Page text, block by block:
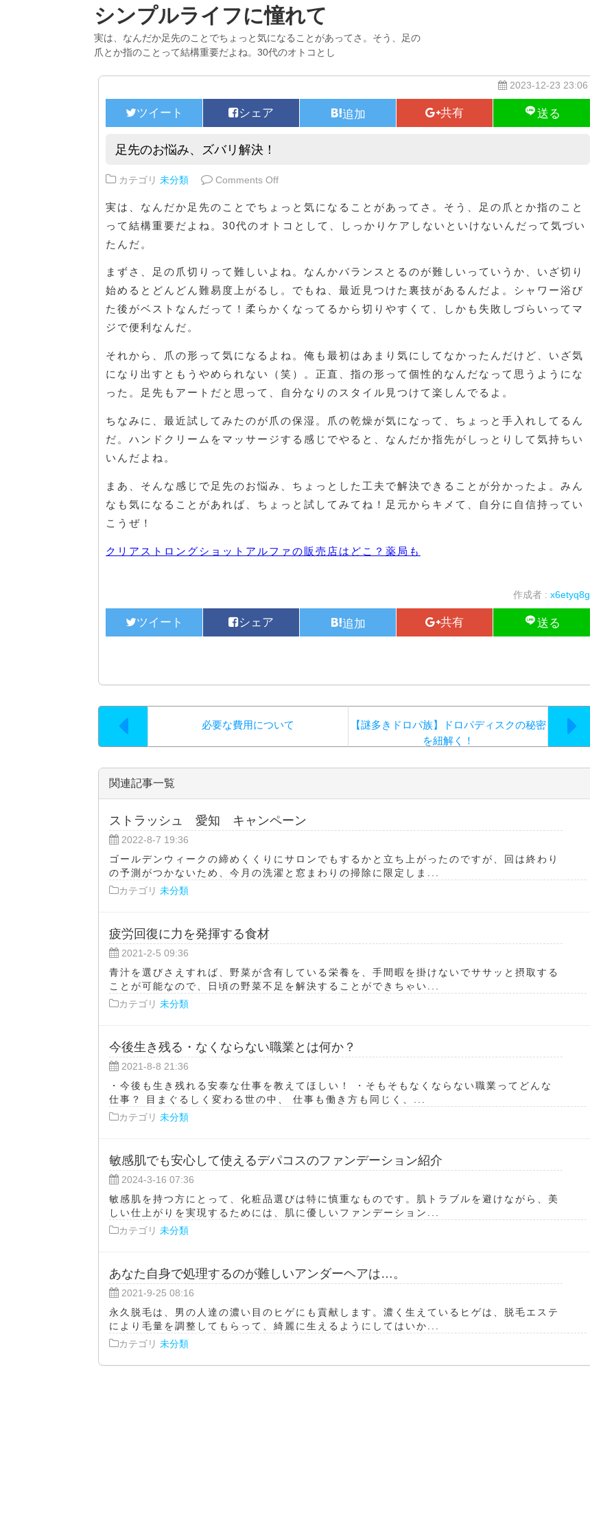
シンプルライフに憧れて
実は、なんだか足先のことでちょっと気になることがあってさ。そう、足の
爪とか指のことって結構重要だよね。30代のオトコとし
2023-12-23 23:06
足先のお悩み、ズバリ解決！
カテゴリ 未分類 Comments Offon 足先のお悩み、ズバリ解決！
実は、なんだか足先のことでちょっと気になることがあってさ。そう、足の爪とか指のこと
って結構重要だよね。30代のオトコとして、しっかりケアしないといけないんだって気づい
たんだ。
まずさ、足の爪切りって難しいよね。なんかバランスとるのが難しいっていうか、いざ切り
始めるとどんどん難易度上がるし。でもね、最近見つけた裏技があるんだよ。シャワー浴び
た後がベストなんだって！柔らかくなってるから切りやすくて、しかも失敗しづらいってマ
ジで便利なんだ。
それから、爪の形って気になるよね。俺も最初はあまり気にしてなかったんだけど、いざ気
になり出すともうやめられない（笑）。正直、指の形って個性的なんだなって思うようにな
った。足先もアートだと思って、自分なりのスタイル見つけて楽しんでるよ。
ちなみに、最近試してみたのが爪の保湿。爪の乾燥が気になって、ちょっと手入れしてるん
だ。ハンドクリームをマッサージする感じでやると、なんだか指先がしっとりして気持ちい
いんだよね。
まあ、そんな感じで足先のお悩み、ちょっとした工夫で解決できることが分かったよ。みん
なも気になることがあれば、ちょっと試してみてね！足元からキメて、自分に自信持ってい
こうぜ！
クリアストロングショットアルファの販売店はどこ？薬局も
作成者 : x6etyq8g
必要な費用について
【謎多きドロパ族】ドロパディスクの秘密
を紐解く！
関連記事一覧
ストラッシュ 愛知 キャンペーン
2022-8-7 19:36
ゴールデンウィークの締めくくりにサロンでもするかと立ち上がったのですが、回は終わり
の予測がつかないため、今月の洗濯と窓まわりの掃除に限定しま...
カテゴリ 未分類
疲労回復に力を発揮する食材
2021-2-5 09:36
青汁を選びさえすれば、野菜が含有している栄養を、手間暇を掛けないでササッと摂取する
ことが可能なので、日頃の野菜不足を解決することができちゃい...
カテゴリ 未分類
今後生き残る・なくならない職業とは何か？
2021-8-8 21:36
・今後も生き残れる安泰な仕事を教えてほしい！ ・そもそもなくならない職業ってどんな
仕事？ 目まぐるしく変わる世の中、 仕事も働き方も同じく、...
カテゴリ 未分類
敏感肌でも安心して使えるデパコスのファンデーション紹介
2024-3-16 07:36
敏感肌を持つ方にとって、化粧品選びは特に慎重なものです。肌トラブルを避けながら、美
しい仕上がりを実現するためには、肌に優しいファンデーション...
カテゴリ 未分類
あなた自身で処理するのが難しいアンダーヘアは…。
2021-9-25 08:16
永久脱毛は、男の人達の濃い目のヒゲにも貢献します。濃く生えているヒゲは、脱毛エステ
により毛量を調整してもらって、綺麗に生えるようにしてはいか...
カテゴリ 未分類